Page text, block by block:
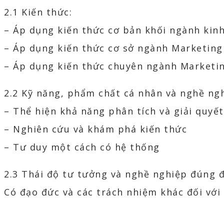
2.1 Kiến thức:
– Áp dụng kiến thức cơ bản khối ngành
– Áp dụng kiến thức cơ sở ngành
– Áp dụng kiến thức chuyên ngành
2.2 Kỹ năng, phẩm chất cá nhân và nghề
– Thể hiện khả năng phân tích và giải
– Nghiên cứu và khám phá kiến thức
– Tư duy một cách có hệ thống
2.3 Thái độ tư tưởng và nghề nghiệp đúng
Có đạo đức và các trách nhiệm khác đối với